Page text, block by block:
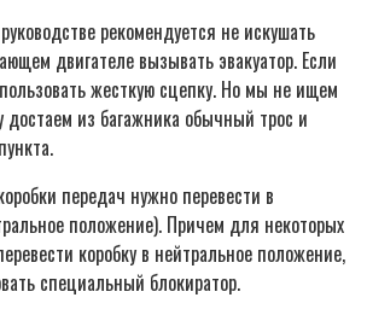
рекомендуется не искушать
двигателе вызывать эвакуатор. Если
жесткую сцепку. Но мы не ищем
достаем из багажника обычный трос и
передач нужно перевести в
положение). Причем для некоторых
коробку в нейтральное положение,
специальный блокиратор.